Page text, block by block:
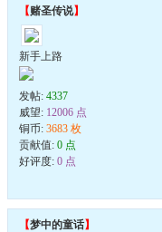
【赌圣传说】
新手上路
发帖: 4337
威望: 12006 点
铜币: 3683 枚
贡献值: 0 点
好评度: 0 点
【梦中的童话】